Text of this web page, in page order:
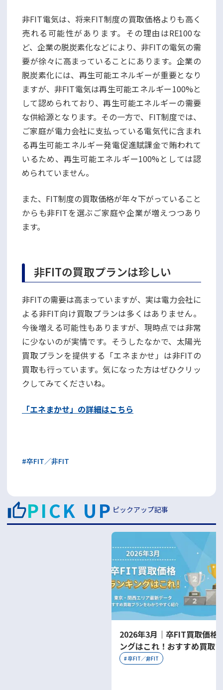
非FIT電気は、将来FIT制度の買取価格よりも高く
売れる可能性があります。その理由はRE100な
ど、企業の脱炭素化などにより、非FITの電気の需
要が徐々に高まっていることにあります。企業の
脱炭素化には、再生可能エネルギーが重要となり
ますが、非FIT電気は再生可能エネルギー100%と
して認められており、再生可能エネルギーの需要
な供給源となります。その一方で、FIT制度では、
ご家庭が電力会社に支払っている電気代に含まれ
る再生可能エネルギー発電促進賦課金で賄われて
いるため、再生可能エネルギー100%としては認
められていません。
また、FIT制度の買取価格が年々下がっていること
からも非FITを選ぶご家庭や企業が増えつつあり
ます。
非FITの買取プランは珍しい
非FITの需要は高まっていますが、実は電力会社に
よる非FIT向け買取プランは多くはありません。
今後増える可能性もありますが、現時点では非常
に少ないのが実情です。そうしたなかで、太陽光
買取プランを提供する「エネまかせ」は非FITの
買取も行っています。気になった方はぜひクリッ
クしてみてくださいね。
「エネまかせ」の詳細はこちら
#卒FIT／非FIT
PICK UP ピックアップ記事
2026年3月｜卒FIT買取価格
ングはこれ！おすすめ買取
をわかりやすく紹介
#卒FIT／非FIT